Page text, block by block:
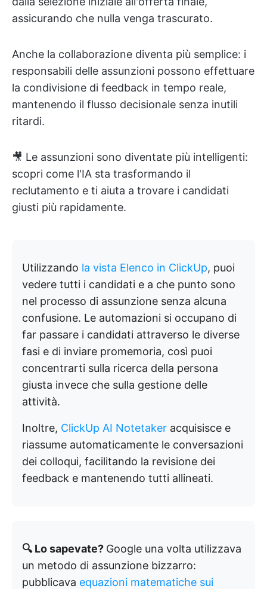
assicurando che nulla venga trascurato.
Anche la collaborazione diventa più semplice: i
responsabili delle assunzioni possono effettuare
la condivisione di feedback in tempo reale,
mantenendo il flusso decisionale senza inutili
ritardi.
🎥 Le assunzioni sono diventate più intelligenti:
scopri come l'IA sta trasformando il
reclutamento e ti aiuta a trovare i candidati
giusti più rapidamente.
Utilizzando la vista Elenco in ClickUp, puoi
vedere tutti i candidati e a che punto sono
nel processo di assunzione senza alcuna
confusione. Le automazioni si occupano di
far passare i candidati attraverso le diverse
fasi e di inviare promemoria, così puoi
concentrarti sulla ricerca della persona
giusta invece che sulla gestione delle
attività.
Inoltre, ClickUp AI Notetaker acquisisce e
riassume automaticamente le conversazioni
dei colloqui, facilitando la revisione dei
feedback e mantenendo tutti allineati.
🔍 Lo sapevate? Google una volta utilizzava
un metodo di assunzione bizzarro:
pubblicava equazioni matematiche sui